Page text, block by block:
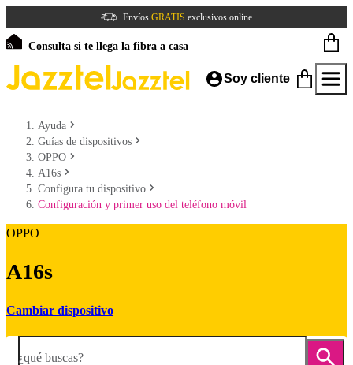
Envíos GRATIS exclusivos online
Consulta si te llega la fibra a casa
Soy cliente
Ayuda
Guías de dispositivos
OPPO
A16s
Configura tu dispositivo
Configuración y primer uso del teléfono móvil
OPPO
A16s
Cambiar dispositivo
¿qué buscas?